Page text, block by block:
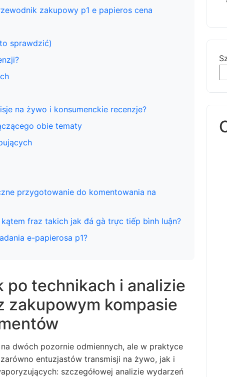
zakupowy p1 e papieros cena
sprawdzić)
na żywo i konsumenckie recenzje?
obie tematy
przygotowanie do komentowania na
fraz takich jak đá gà trực tiếp bình luận?
e-papierosa p1?
technikach i analizie
zakupowym kompasie
dwóch pozornie odmiennych, ale w praktyce
entuzjastów transmisji na żywo, jak i
szczegółowej analizie wydarzeń